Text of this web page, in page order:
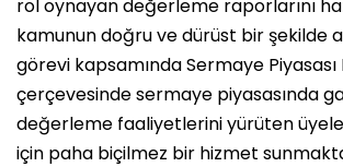
rol oynayan değerleme raporlarını
kamunun doğru ve dürüst bir şekilde
görevi kapsamında Sermaye
çerçevesinde sermaye piyasasında
değerleme faaliyetlerini yürüten
için paha biçilmez bir hizmet